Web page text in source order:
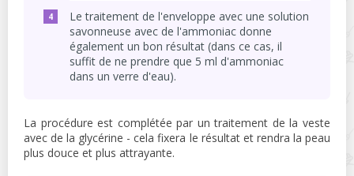
Le traitement de l'enveloppe avec une solution
savonneuse avec de l'ammoniac donne
également un bon résultat (dans ce cas, il
suffit de ne prendre que 5 ml d'ammoniac
dans un verre d'eau).
La procédure est complétée par un traitement de la veste
avec de la glycérine - cela fixera le résultat et rendra la peau
plus douce et plus attrayante.